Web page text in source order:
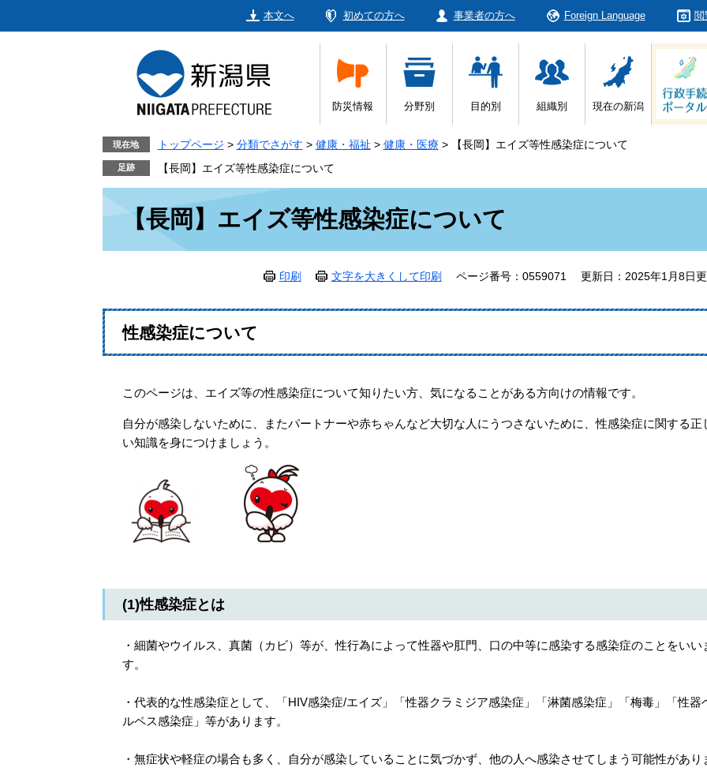
本文へ 初めての方へ 事業者の方へ Foreign Language 閲
防災情報 分野別 目的別 組織別 現在の新潟
現在地 トップページ > 分類でさがす > 健康・福祉 > 健康・医療 >
【長岡】エイズ等性感染症について
【長岡】エイズ等性感染症について
【長岡】エイズ等性感染症について
印刷 文字を大きくして印刷 ページ番号：0559071 更新日：2025年1月8日
性感染症について
このページは、エイズ等の性感染症について知りたい方、気になることがある方向けの情報です。
自分が感染しないために、またパートナーや赤ちゃんなど大切な人にうつさないために、性感染症に関する正
い知識を身につけましょう。
(1)性感染症とは
・細菌やウイルス、真菌（カビ）等が、性行為によって性器や肛門、口の中等に感染する感染症のことをいい
す。
・代表的な性感染症として、「HIV感染症/エイズ」「性器クラミジア感染症」「淋菌感染症」「梅毒」「性器
ルペス感染症」等があります。
・無症状や軽症の場合も多く、自分が感染していることに気づかず、他の人へ感染させてしまう可能性があり